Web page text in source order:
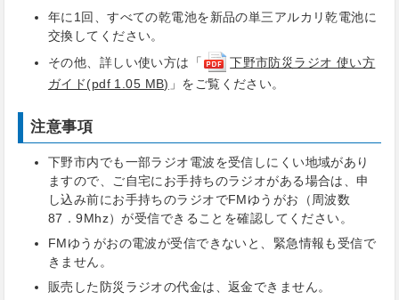
年に1回、すべての乾電池を新品の単三アルカリ乾電池に
交換してください。
その他、詳しい使い方は「
下野市防災ラジオ 使い方
ガイド(pdf 1.05 MB) 」をご覧ください。
注意事項
下野市内でも一部ラジオ電波を受信しにくい地域があり
ますので、ご自宅にお手持ちのラジオがある場合は、申
し込み前にお手持ちのラジオでFMゆうがお（周波数
87．9Mhz）が受信できることを確認してください。
FMゆうがおの電波が受信できないと、緊急情報も受信で
きません。
販売した防災ラジオの代金は、返金できません。